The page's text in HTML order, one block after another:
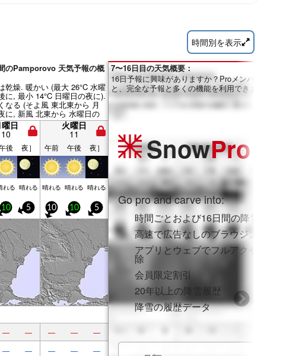
時間別を表示
のPamporovo 天気予報の概
乾燥. 暖かい (最大 26°C 水曜
に, 最小 14°C 日曜日の夜に).
なる (そよ風 東北東から 月
に, 新風 北東から 水曜日の
でに).
曜日
10
火曜日
11
後 夜］ 午前 午後 夜］
れる 晴れる 晴れる 晴れる 晴れる
10 5 10 10 5
— — — —
—
— — — — —
7〜16日目の天気概要：
16日予報に興味がありますか？Proメンバーにな
と、完全な予報と多くの機能を利用できます。
SnowPro
Go pro and carve into:
時間ごとおよび16日間の降雪予報
高速で広告なしのブラウジング
アプリとウェブでフルアクセスを
除
会員限定割引
20年以上の降雪履歴
降雪の履歴データ